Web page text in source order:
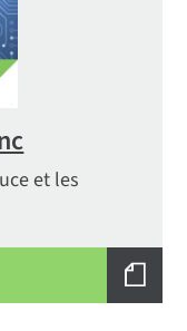
et les